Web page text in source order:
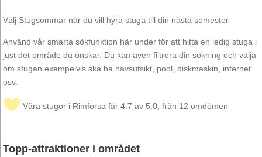
Välj Stugsommar när du vill hyra stuga till din nästa semester.
Använd vår smarta sökfunktion här under för att hitta en ledig stuga i
just det område du önskar. Du kan även filtrera din sökning och välja
om stugan exempelvis ska ha havsutsikt, pool, diskmaskin, internet
osv.
Våra stugor i Rimforsa får 4.7 av 5.0, från 12 omdömen
Topp-attraktioner i området